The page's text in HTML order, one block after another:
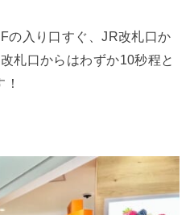
の入り口すぐ、JR改札口か
札口からはわずか10秒程と